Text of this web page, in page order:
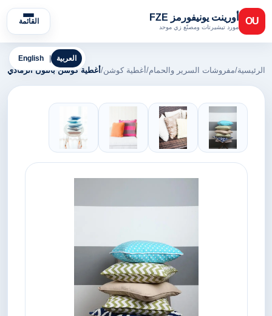
OU أورينت يونيفورمز FZE
مورد تيشيرتات ومصنّع زي موحد
القائمة
English العربية
الرئيسية/مفروشات السرير والحمام/أغطية كوشن/أغطية كوشن باللون الرمادي